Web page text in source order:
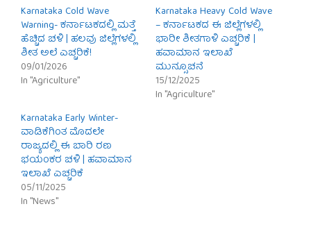
Karnataka Cold Wave
Warning- ಕರ್ನಾಟಕದಲ್ಲಿ ಮತ್ತೆ
ಹೆಚ್ಚಿದ ಚಳಿ | ಹಲವು ಜಿಲ್ಲೆಗಳಲ್ಲಿ
ಶೀತ ಅಲೆ ಎಚ್ಚರಿಕೆ!
09/01/2026
In "Agriculture"
Karnataka Heavy Cold Wave
– ಕರ್ನಾಟಕದ ಈ ಜಿಲ್ಲೆಗಳಲ್ಲಿ
ಭಾರೀ ಶೀತಗಾಳಿ ಎಚ್ಚರಿಕೆ |
ಹವಾಮಾನ ಇಲಾಖೆ
ಮುನ್ಸೂಚನೆ
15/12/2025
In "Agriculture"
Karnataka Early Winter-
ವಾಡಿಕೆಗಿಂತ ಮೊದಲೇ
ರಾಜ್ಯದಲ್ಲಿ ಈ ಬಾರಿ ರಣ
ಭಯಂಕರ ಚಳಿ | ಹವಾಮಾನ
ಇಲಾಖೆ ಎಚ್ಚರಿಕೆ
05/11/2025
In "News"